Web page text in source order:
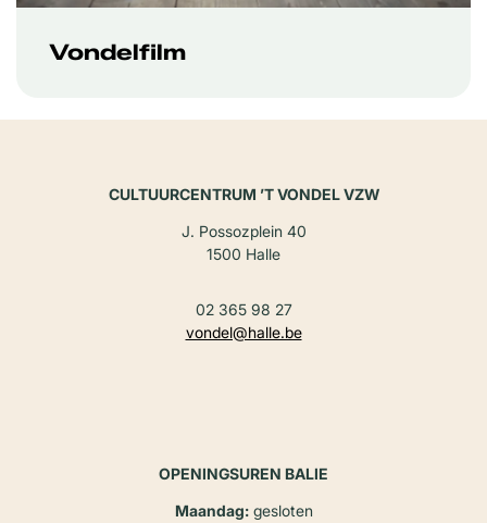
Vondelfilm
CULTUURCENTRUM ’T VONDEL VZW
J. Possozplein 40
1500 Halle
02 365 98 27
vondel@halle.be
OPENINGSUREN BALIE
Maandag:gesloten